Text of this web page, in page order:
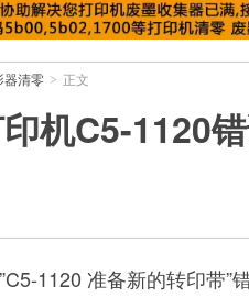
器清零 > 正文
机C5-1120
1120 准备新的转印带